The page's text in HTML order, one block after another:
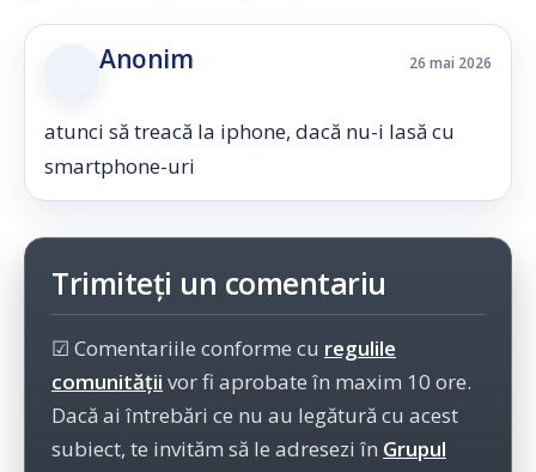
Anonim 26 mai 2026
atunci să treacă la iphone, dacă nu-i lasă cu
smartphone-uri
Trimiteți un comentariu
☑ Comentariile conforme cu regulile
comunității vor fi aprobate în maxim 10 ore.
Dacă ai întrebări ce nu au legătură cu acest
subiect, te invităm să le adresezi în Grupul